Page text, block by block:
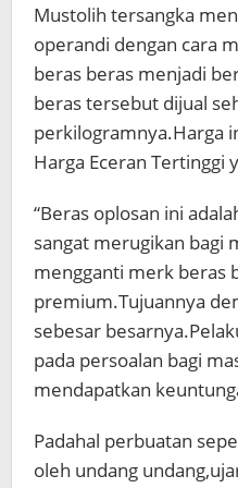
Mustolih tersangka
operandi dengan cara
beras beras menjadi
beras tersebut dijual
perkilogramnya.Harga
Harga Eceran Tertinggi
“Beras oplosan ini
sangat merugikan bagi
mengganti merk beras
premium.Tujuannya
sebesar
pada persoalan bagi
mendapatkan
Padahal perbuatan
oleh undang